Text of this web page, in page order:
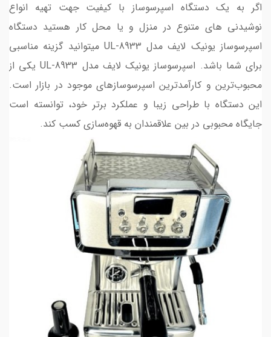
اگر به یک دستگاه اسپرسوساز با کیفیت جهت تهیه انواع
نوشیدنی های متنوع در منزل و یا محل کار هستید دستگاه
اسپرسوساز یونیک لایف مدل UL-8933 میتوانید گزینه مناسبی
برای شما باشد. اسپرسوساز یونیک لایف مدل UL-8933 یکی از
محبوب‌ترین و کارآمدترین اسپرسوساز‌های موجود در بازار است.
این دستگاه با طراحی زیبا و عملکرد برتر خود، توانسته است
جایگاه محبوبی در بین علاقمندان به قهوه‌سازی کسب کند.